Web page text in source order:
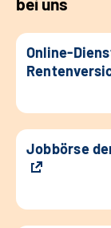
Online-
Jobbörse